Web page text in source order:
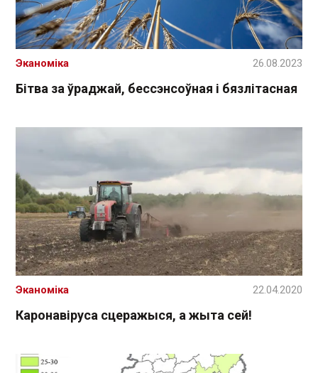
Бітва за ўраджай, бессэнсоўная і бязлітасная
Эканоміка 26.08.2023
Каронавіруса сцеражыся, а жыта сей!
Эканоміка 22.04.2020